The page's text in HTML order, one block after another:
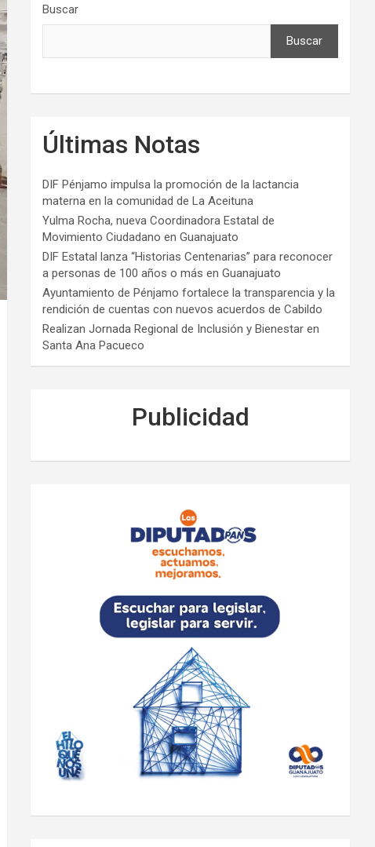
Buscar
Buscar
Últimas Notas
DIF Pénjamo impulsa la promoción de la lactancia
materna en la comunidad de La Aceituna
Yulma Rocha, nueva Coordinadora Estatal de
Movimiento Ciudadano en Guanajuato
DIF Estatal lanza “Historias Centenarias” para reconocer
a personas de 100 años o más en Guanajuato
Ayuntamiento de Pénjamo fortalece la transparencia y la
rendición de cuentas con nuevos acuerdos de Cabildo
Realizan Jornada Regional de Inclusión y Bienestar en
Santa Ana Pacueco
Publicidad